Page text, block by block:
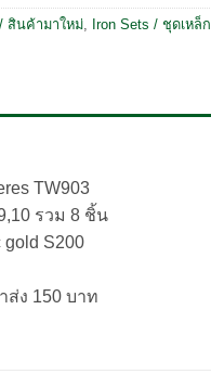
สินค้ามาใหม่ Iron Sets / ชุดเหล็ก
TW903
รวม 8 ชิ้น
gold S200
ส่ง 150 บาท